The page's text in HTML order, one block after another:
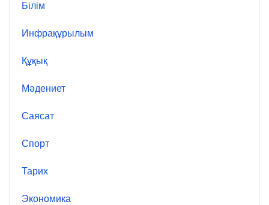
Білім
Инфрақұрылым
Құқық
Мәдениет
Саясат
Спорт
Тарих
Экономика